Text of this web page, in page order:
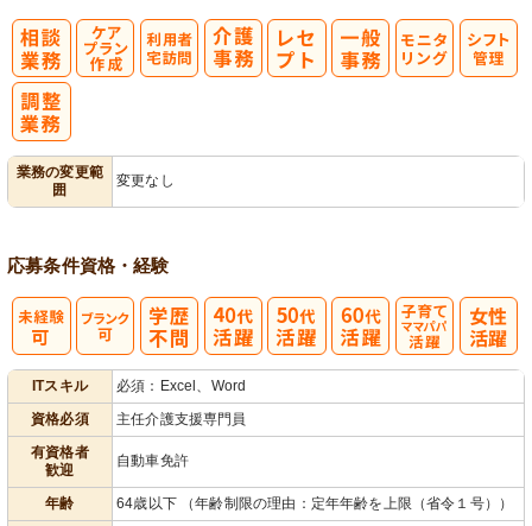
業務の変更範
囲
変更なし
応募条件資格・経験
ITスキル
必須：Excel、Word
資格必須
主任介護支援専門員
有資格者
歓迎
自動車免許
年齢 64歳以下 （年齢制限の理由：定年年齢を上限（省令１号））